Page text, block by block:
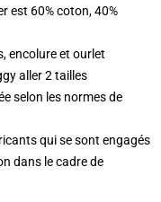
est 60% coton, 40%
encolure et ourlet
aller 2 tailles
selon les normes de
qui se sont engagés
dans le cadre de